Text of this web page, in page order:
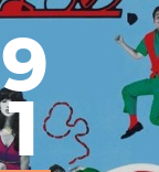
9
1